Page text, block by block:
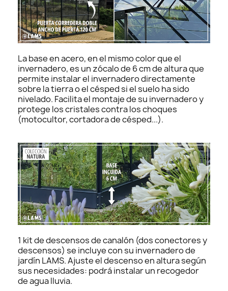
La base en acero, en el mismo color que el
invernadero, es un zócalo de 6 cm de altura que
permite instalar el invernadero directamente
sobre la tierra o el césped si el suelo ha sido
nivelado. Facilita el montaje de su invernadero y
protege los cristales contra los choques
(motocultor, cortadora de césped...).
1 kit de descensos de canalón (dos conectores y
descensos) se incluye con su invernadero de
jardín LAMS. Ajuste el descenso en altura según
sus necesidades: podrá instalar un recogedor
de agua lluvia.